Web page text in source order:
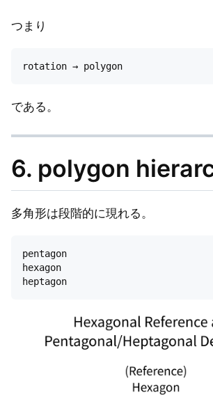
つまり
である。
6. polygon
多角形は段階的に現れる。
pentagon
hexagon